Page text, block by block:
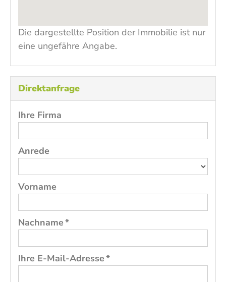
Die dargestellte Position der Immobilie ist nur
eine ungefähre Angabe.
Direktanfrage
Ihre Firma
Anrede
Vorname
Nachname *
Ihre E-Mail-Adresse *